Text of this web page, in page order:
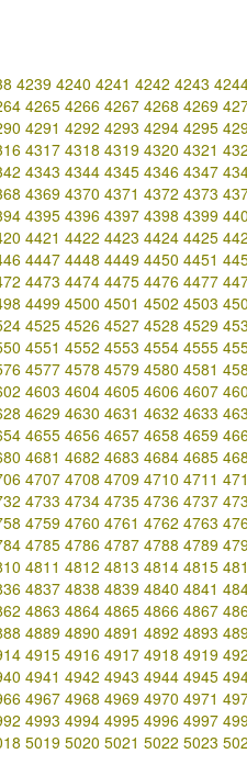
4239 4240 4241 4242 4243
4265 4266 4267 4268 4269
4291 4292 4293 4294 4295
4317 4318 4319 4320 4321
4343 4344 4345 4346 4347
4369 4370 4371 4372 4373
4395 4396 4397 4398 4399
4421 4422 4423 4424 4425
4447 4448 4449 4450 4451
4473 4474 4475 4476 4477
4499 4500 4501 4502 4503
4525 4526 4527 4528 4529
4551 4552 4553 4554 4555
4577 4578 4579 4580 4581
4603 4604 4605 4606 4607
4629 4630 4631 4632 4633
4655 4656 4657 4658 4659
4681 4682 4683 4684 4685
4707 4708 4709 4710 4711
4733 4734 4735 4736 4737
4759 4760 4761 4762 4763
4785 4786 4787 4788 4789
4811 4812 4813 4814 4815
4837 4838 4839 4840 4841
4863 4864 4865 4866 4867
4889 4890 4891 4892 4893
4915 4916 4917 4918 4919
4941 4942 4943 4944 4945
4967 4968 4969 4970 4971
4993 4994 4995 4996 4997
5019 5020 5021 5022 5023